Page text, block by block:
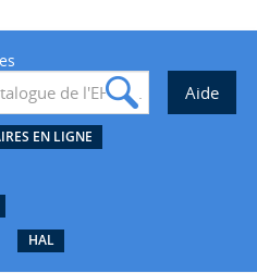
EN LIGNE
HAL